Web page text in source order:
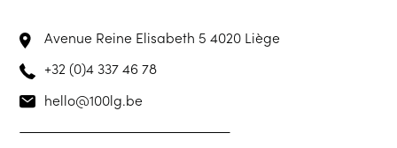
Avenue Reine Elisabeth 54020 Liège
+32 (0)4 337 46 78
hello@100lg.be